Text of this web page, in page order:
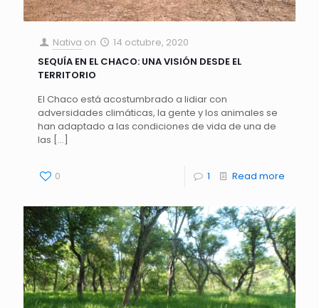
Nativa on
14 octubre, 2020
SEQUÍA EN EL CHACO: UNA VISIÓN DESDE EL
TERRITORIO
El Chaco está acostumbrado a lidiar con
adversidades climáticas, la gente y los animales se
han adaptado a las condiciones de vida de una de
las […]
0 1 Read more